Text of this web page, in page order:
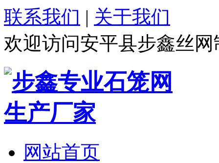
联系我们 | 关于我们
欢迎访问安平县步鑫丝
网站首页